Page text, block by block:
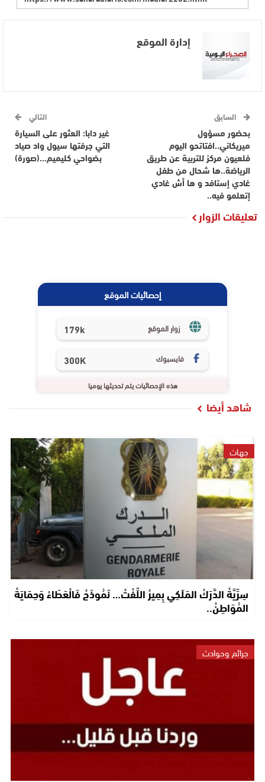
إدارة الموقع
السابق
بحضور مسؤول
ميريكاني..افتاتحو اليوم
فلعيون مركز للتربية عن طريق
الرياضة..ها شحال من طفل
غادي إستافد و ها أش غادي
إتعلمو فيه..
التالي
غير دابا: العثور على السيارة
التي جرفتها سيول واد صياد
بضواحي كليميم…(صورة)
تعليقات الزوار
إحصائيات الموقع
زوار الموقع 179k
فايسبوك 300K
هذه الإحصائيات يتم تحديثها يوميا
شاهد أيضا
جهات
سِرِّيَّةْ الدَّرَكْ المَلَكِي بِمِيرْ اللِّفْتْ… نَمُوذَجْ فَالْعَطَاءْ وَحِمَايَةْ
المُوَاطِنْ..
جرائم وحوادث